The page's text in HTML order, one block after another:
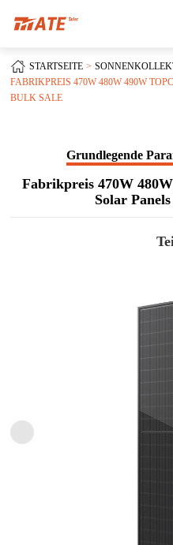
STARTSEITE
FABRIKPREIS 470W 480W 490W
BULK SALE
Grundlegende
Fabrikpreis 470W
Solar